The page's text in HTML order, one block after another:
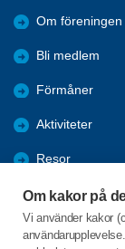
Om kakor på
Vi använder kakor
Om föreningen
Bli medlem
Förmåner
Aktiviteter
Resor
Bildgalleri
Program